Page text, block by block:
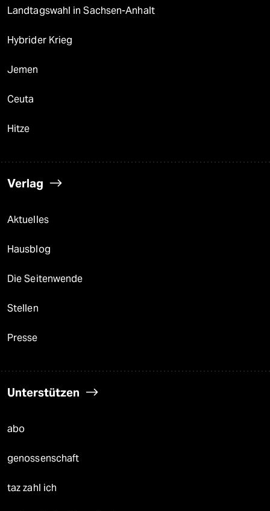
Landtagswahl in Sachsen-Anhalt
Hybrider Krieg
Jemen
Ceuta
Hitze
Verlag
Aktuelles
Hausblog
Die Seitenwende
Stellen
Presse
Unterstützen
abo
genossenschaft
taz zahl ich